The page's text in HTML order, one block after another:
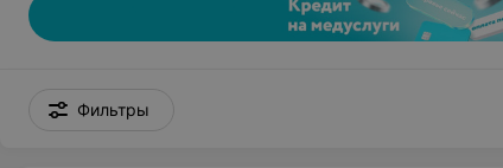
Фильтры